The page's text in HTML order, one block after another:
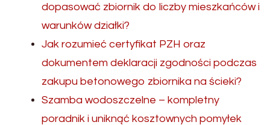
dopasować zbiornik do liczby mieszkańców i
warunków działki?
Jak rozumieć certyfikat PZH oraz
dokumentem deklaracji zgodności podczas
zakupu betonowego zbiornika na ścieki?
Szamba wodoszczelne – kompletny
poradnik i uniknąć kosztownych pomyłek